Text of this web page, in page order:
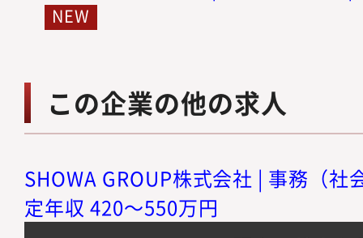
この企業の他の求人
SHOWA GROUP株式会社 | 事務（社
定年収 420～550万円